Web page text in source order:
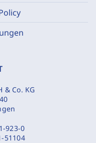
& Co. KG
923-0
51104